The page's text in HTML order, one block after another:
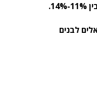
לבנים